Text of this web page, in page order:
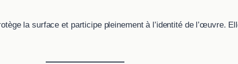
la surface et participe pleinement à l’identité de l’œuvre.